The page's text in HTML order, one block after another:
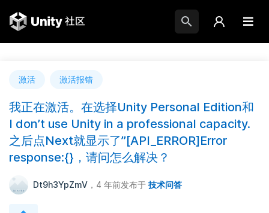
激活 激活报错
我正在激活。在选择Unity Personal Edition和
I don’t use Unity in a professional capacity.
之后点Next就显示了”[API_ERROR]Error
response:{}，请问怎么解决？
Dt9h3YpZmV ，4 年前发布于 技术问答